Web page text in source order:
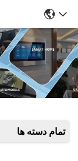
تمام دسته ها